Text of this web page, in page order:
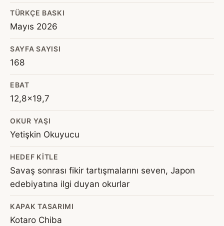
TÜRKÇE BASKI
Mayıs 2026
SAYFA SAYISI
168
EBAT
12,8x19,7
OKUR YAŞI
Yetişkin Okuyucu
HEDEF KITLE
Savaş sonrası fikir tartışmalarını seven, Japon
edebiyatına ilgi duyan okurlar
KAPAK TASARIMI
Kotaro Chiba